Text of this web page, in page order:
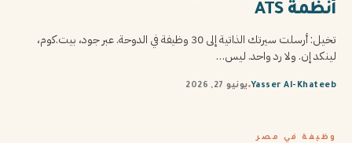
أنظمة ATS
تخيل: أرسلت سيرتك الذاتية إلى 30 وظيفة في الدوحة. عبر جود، بيت.كوم،
لينكد إن. ولا رد واحد. ليس…
Yasser Al-Khateeb يونيو 27, 2026
وظيفة في مصر